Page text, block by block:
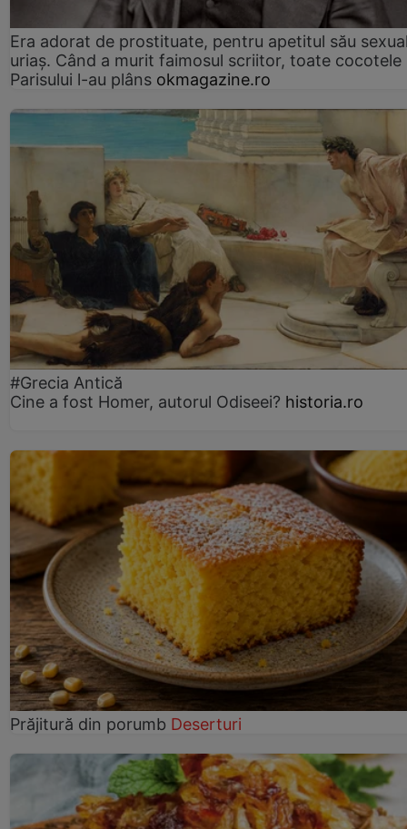
Era adorat de prostituate, pentru apetitul său
uriaș. Când a murit faimosul scriitor, toate cocotele
Parisului l-au plâns okmagazine.ro
#Grecia Antică
Cine a fost Homer, autorul Odiseei? historia.ro
Prăjitură din porumb Deserturi